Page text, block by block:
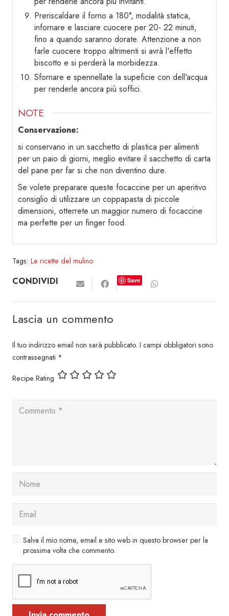
Preriscaldare il forno a 180°, modalità statica,
infornare e lasciare cuocere per 20- 22 minuti,
fino a quando saranno dorate. Attenzione a non
farle cuocere troppo altrimenti si avrà l'effetto
biscotto e si perderà la morbidezza.
Sfornare e spennellate la supeficie con dell'acqua
per renderle ancora più soffici.
NOTE
Conservazione:
si conservano in un sacchetto di plastica per alimenti
per un paio di giorni, meglio evitare il sacchetto di carta
del pane per far si che non diventino dure.
Se volete preparare queste focaccine per un aperitivo
consiglio di utilizzare un coppapasta di piccole
dimensioni, otterrete un maggior numero di focaccine
ma perfette per un finger food.
Tags: Le ricette del mulino
CONDIVIDI Save
Lascia un commento
Il tuo indirizzo email non sarà pubblicato. I campi obbligatori sono
contrassegnati *
Recipe Rating
Salva il mio nome, email e sito web in questo browser per la
prossima volta che commento.